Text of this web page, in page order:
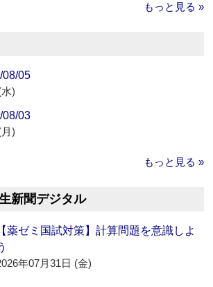
もっと見る »
05
)
03
)
もっと見る »
新聞デジタル
【薬ゼミ国試対策】計算問題を意識しよ
年07月31日 (金)